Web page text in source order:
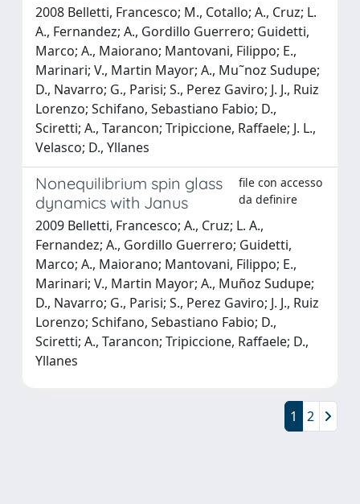
2008 Belletti, Francesco; M., Cotallo; A., Cruz; L.
A., Fernandez; A., Gordillo Guerrero; Guidetti,
Marco; A., Maiorano; Mantovani, Filippo; E.,
Marinari; V., Martin Mayor; A., Mu˜noz Sudupe;
D., Navarro; G., Parisi; S., Perez Gaviro; J. J., Ruiz
Lorenzo; Schifano, Sebastiano Fabio; D.,
Sciretti; A., Tarancon; Tripiccione, Raffaele; J. L.,
Velasco; D., Yllanes
Nonequilibrium spin glass
dynamics with Janus
file con accesso
da definire
2009 Belletti, Francesco; A., Cruz; L. A.,
Fernandez; A., Gordillo Guerrero; Guidetti,
Marco; A., Maiorano; Mantovani, Filippo; E.,
Marinari; V., Martin Mayor; A., Muñoz Sudupe;
D., Navarro; G., Parisi; S., Perez Gaviro; J. J., Ruiz
Lorenzo; Schifano, Sebastiano Fabio; D.,
Sciretti; A., Tarancon; Tripiccione, Raffaele; D.,
Yllanes
1 2